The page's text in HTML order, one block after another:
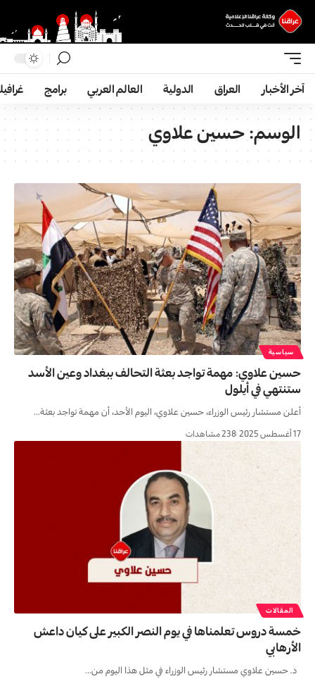
آخر الأخبار العراق الدولية العالم العربي برامج
الوسم:حسين علاوي
سياسية
حسين علاوي: مهمة تواجد بعثة التحالف ببغداد وعين الأسد
ستنتهي في أيلول
أعلن مستشار رئيس الوزراء، حسين علاوي، اليوم الأحد، أن مهمة تواجد بعثة…
17 أغسطس 2025 238 مشاهدات
المقالات
خمسة دروس تعلمناها في يوم النصر الكبير على كيان داعش
الأرهابي
د. حسين علاوي مستشار رئيس الوزراء في مثل هذا اليوم من…